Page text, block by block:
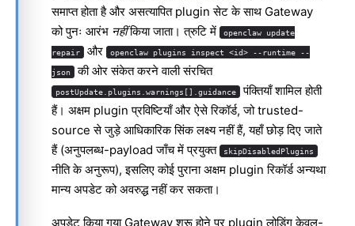
समाप्त होता है और असत्यापित plugin सेट के साथ Gateway
को पुनः आरंभ नहींकिया जाता। त्रुटि में openclaw update
repair और openclaw plugins inspect <id> --runtime --
json की ओर संकेत करने वाली संरचित
postUpdate.plugins.warnings[].guidance पंक्तियाँ शामिल होती
हैं। अक्षम plugin प्रविष्टियाँ और ऐसे रिकॉर्ड, जो trusted-
source से जुड़े आधिकारिक सिंक लक्ष्य नहीं हैं, यहाँ छोड़ दिए जाते
हैं (अनुपलब्ध-payload जाँच में प्रयुक्त
skipDisabledPlugins
नीति के अनुरूप), इसलिए कोई पुराना अक्षम plugin रिकॉर्ड अन्यथा
मान्य अपडेट को अवरुद्ध नहीं कर सकता।
अपडेट किया गया Gateway शुरू होने पर plugin लोडिंग केवल-